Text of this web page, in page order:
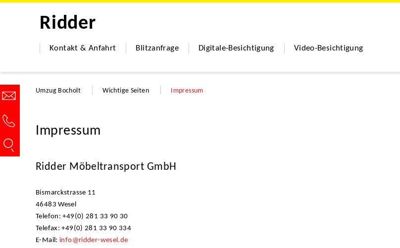
Ridder
Kontakt & Anfahrt Blitzanfrage Digitale-Besichtigung Video-Besichtigung
Umzug Bocholt Wichtige Seiten Impressum
Impressum
Ridder Möbeltransport GmbH
Bismarckstrasse 11
46483 Wesel
Telefon: +49(0) 281 33 90 30
Telefax: +49(0) 281 33 90 334
E-Mail: info@ridder-wesel.de